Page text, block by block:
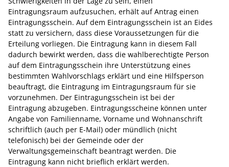
Eintragungsraum aufzusuchen, erhält auf Antrag einen
Eintragungsschein. Auf dem Eintragungsschein ist an Eides
statt zu versichern, dass diese Voraussetzungen für die
Erteilung vorliegen. Die Eintragung kann in diesem Fall
dadurch bewirkt werden, dass die wahlberechtigte Person
auf dem Eintragungsschein ihre Unterstützung eines
bestimmten Wahlvorschlags erklärt und eine Hilfsperson
beauftragt, die Eintragung im Eintragungsraum für sie
vorzunehmen. Der Eintragungsschein ist bei der
Eintragung abzugeben. Eintragungsscheine können unter
Angabe von Familienname, Vorname und Wohnanschrift
schriftlich (auch per E-Mail) oder mündlich (nicht
telefonisch) bei der Gemeinde oder der
Verwaltungsgemeinschaft beantragt werden. Die
Eintragung kann nicht brieflich erklärt werden.